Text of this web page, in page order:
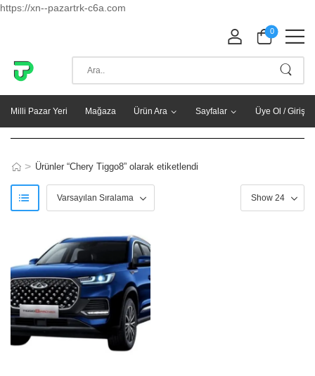
https://xn--pazartrk-c6a.com
0
Milli Pazar Yeri Mağaza Ürün Ara Sayfalar Üye Ol / Giriş
> Ürünler “Chery Tiggo8” olarak etiketlendi